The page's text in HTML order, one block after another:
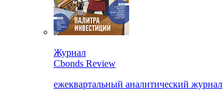
Журнал
Cbonds Review
ежеквартальный аналитический журнал